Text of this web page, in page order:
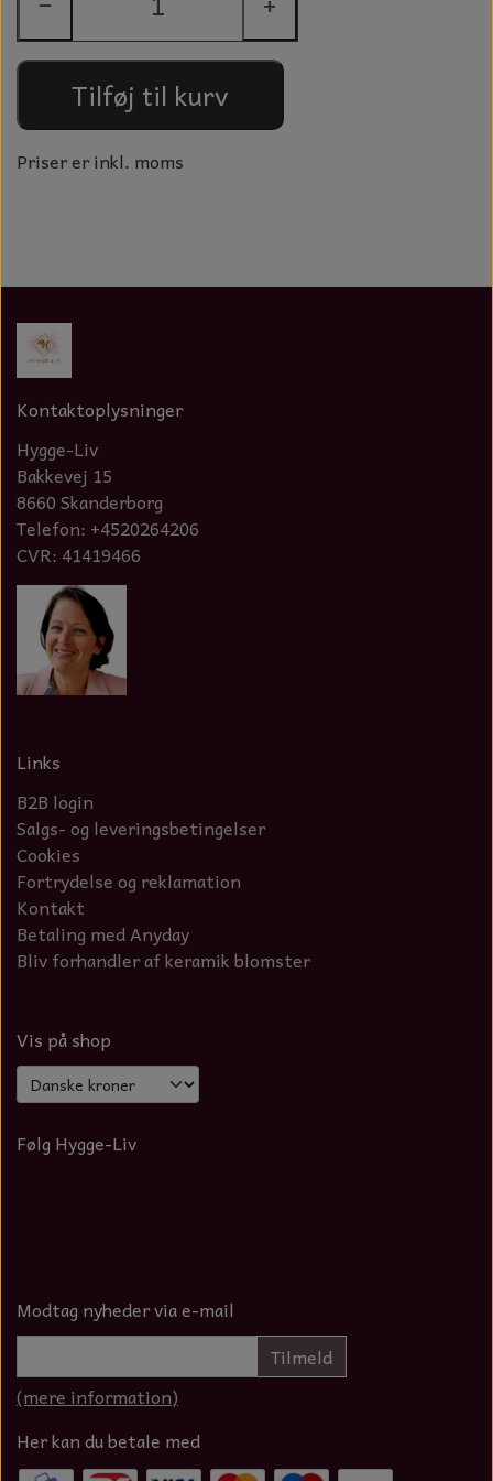
GLAS KUGLER
GLAS KRYSTALLER OG ORNAMENTER
TIL BOLIG
KERAMIK BLOMSTER
MAD OG HYGGE
LAMPESKÆRME TIL VINGLAS
NOTES OG GÆSTEBØGER
DUFTBLOKKE OG TILBEHØR
Tilføj til kurv
Priser er inkl. moms
Kontaktoplysninger
Hygge-Liv
Bakkevej 15
8660 Skanderborg
Telefon: +4520264206
CVR: 41419466
Links
B2B login
Salgs- og leveringsbetingelser
Cookies
Fortrydelse og reklamation
Kontakt
Betaling med Anyday
Bliv forhandler af keramik blomster
Vis på shop
Følg Hygge-Liv
Modtag nyheder via e-mail
Tilmeld
(mere information)
Her kan du betale med